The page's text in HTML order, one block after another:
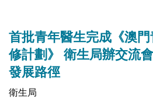
首批青年醫生完成《澳
修計劃》 衛生局辦交流
發展路徑
衛生局